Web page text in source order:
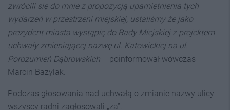
zwrócili się do mnie z propozycją upamiętnienia tych
wydarzeń w przestrzeni miejskiej, ustaliśmy że jako
prezydent miasta wystąpię do Rady Miejskiej z projektem
uchwały zmieniającej nazwę ul. Katowickiej na ul.
Porozumień Dąbrowskich – poinformował wówczas
Marcin Bazylak.
Podczas głosowania nad uchwałą o zmianie nazwy ulicy
wszyscy radni zagłosowali „za”.